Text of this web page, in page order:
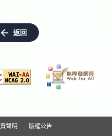
返回
聲明 版權公告